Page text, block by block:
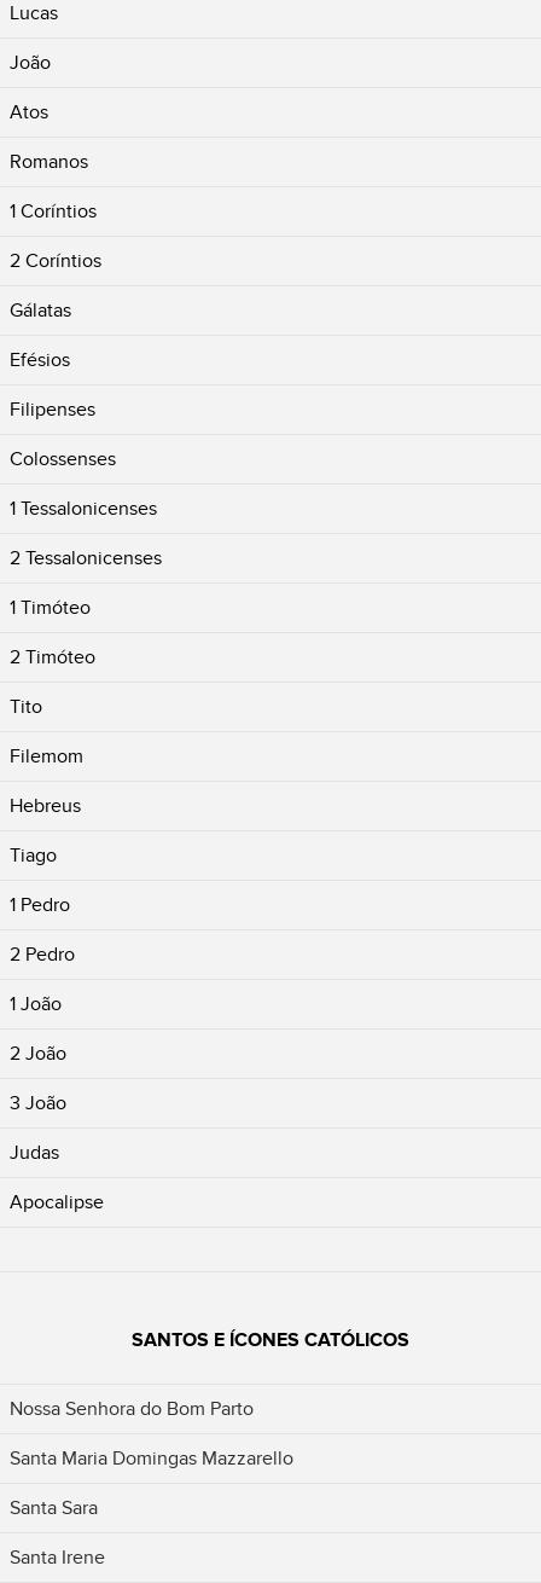
Lucas
João
Atos
Romanos
1 Coríntios
2 Coríntios
Gálatas
Efésios
Filipenses
Colossenses
1 Tessalonicenses
2 Tessalonicenses
1 Timóteo
2 Timóteo
Tito
Filemom
Hebreus
Tiago
1 Pedro
2 Pedro
1 João
2 João
3 João
Judas
Apocalipse
SANTOS E ÍCONES CATÓLICOS
Nossa Senhora do Bom Parto
Santa Maria Domingas Mazzarello
Santa Sara
Santa Irene